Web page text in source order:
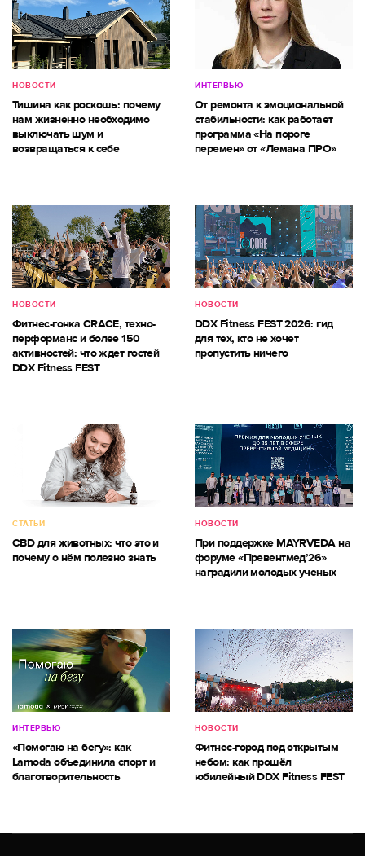
НОВОСТИ
Тишина как роскошь: почему
нам жизненно необходимо
выключать шум и
возвращаться к себе
ИНТЕРВЬЮ
От ремонта к эмоциональной
стабильности: как работает
программа «На пороге
перемен» от «Лемана ПРО»
НОВОСТИ
Фитнес-гонка CRACE, техно-
перформанс и более 150
активностей: что ждет гостей
DDX Fitness FEST
НОВОСТИ
DDX Fitness FEST 2026: гид
для тех, кто не хочет
пропустить ничего
СТАТЬИ
CBD для животных: что это и
почему о нём полезно знать
НОВОСТИ
При поддержке MAYRVEDA на
форуме «Превентмед’26»
наградили молодых ученых
ИНТЕРВЬЮ
«Помогаю на бегу»: как
Lamoda объединила спорт и
благотворительность
НОВОСТИ
Фитнес-город под открытым
небом: как прошёл
юбилейный DDX Fitness FEST